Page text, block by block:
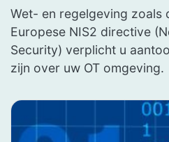
Wet- en regelgeving zoals
Europese NIS2 directive
Security) verplicht u
zijn over uw OT omgeving.